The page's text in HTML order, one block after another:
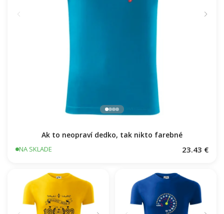
Ak to neopraví dedko, tak nikto farebné
NA SKLADE 23.43 €